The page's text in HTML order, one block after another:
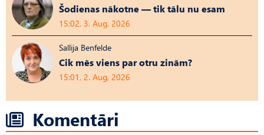
Šodienas nākotne — tik tālu nu esam
15:02, 3. Aug, 2026
Sallija Benfelde
Cik mēs viens par otru zinām?
15:01, 2. Aug, 2026
Komentāri